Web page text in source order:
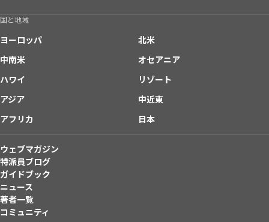
国と地域
ヨーロッパ
北米
中南米
オセアニア
ハワイ
リゾート
アジア
中近東
アフリカ
日本
ウェブマガジン
特派員ブログ
ガイドブック
ニュース
著者一覧
コミュニティ